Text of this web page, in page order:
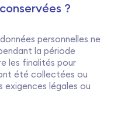
?
personnelles ne
la période
les finalités pour
été collectées ou
exigences légales ou